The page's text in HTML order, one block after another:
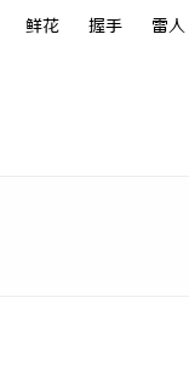
鲜花 握手 雷人